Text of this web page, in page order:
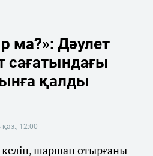
ма?»: Дәулет
сағатындағы
қалды
12:00
шаршап отырғаны